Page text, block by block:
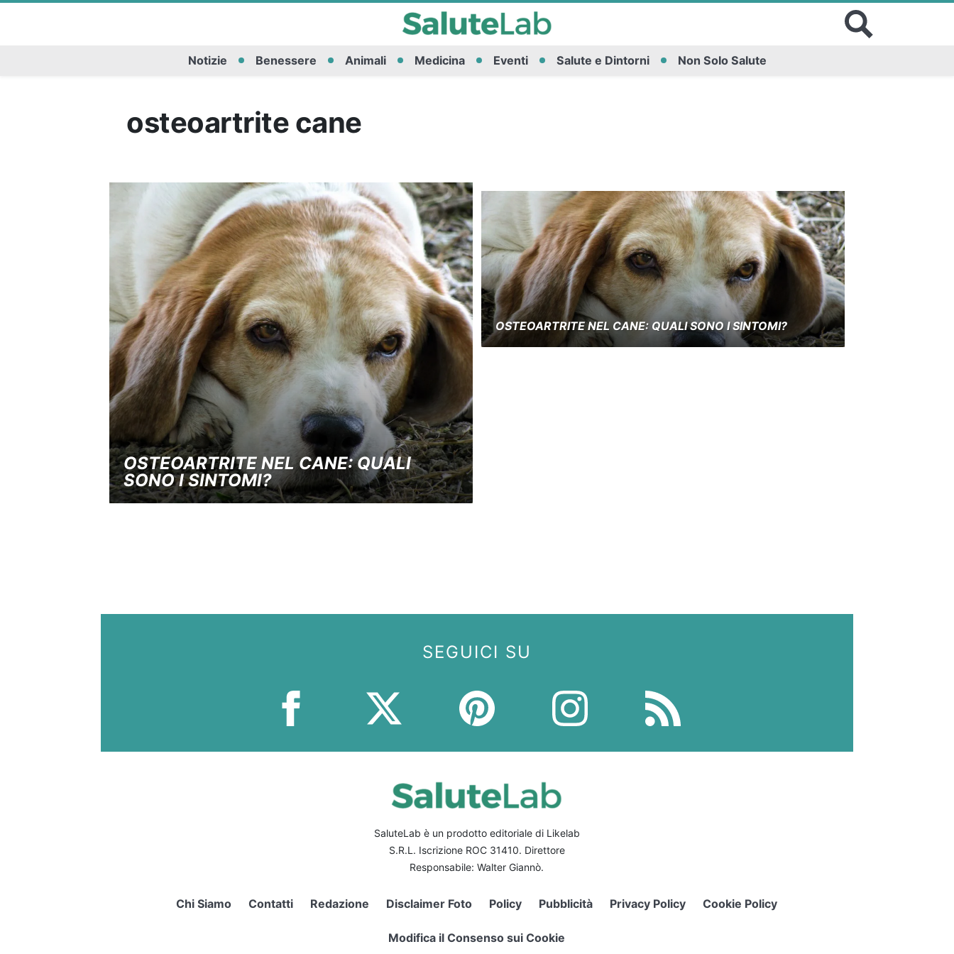
Notizie Benessere Animali Medicina Eventi Salute e Dintorni Non Solo Salute
osteoartrite cane
OSTEOARTRITE NEL CANE: QUALI
SONO I SINTOMI?
OSTEOARTRITE NEL CANE: QUALI SONO I SINTOMI?
SEGUICI SU
SaluteLab è un prodotto editoriale di Likelab
S.R.L. Iscrizione ROC 31410. Direttore
Responsabile: Walter Giannò.
Chi Siamo Contatti Redazione Disclaimer Foto Policy Pubblicità Privacy Policy Cookie Policy
Modifica il Consenso sui Cookie